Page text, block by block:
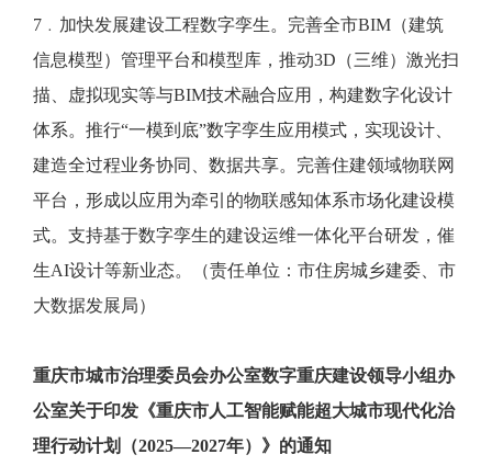
7﹒加快发展建设工程数字孪生。完善全市BIM（建筑
信息模型）管理平台和模型库，推动3D（三维）激光扫
描、虚拟现实等与BIM技术融合应用，构建数字化设计
体系。推行“一模到底”数字孪生应用模式，实现设计、
建造全过程业务协同、数据共享。完善住建领域物联网
平台，形成以应用为牵引的物联感知体系市场化建设模
式。支持基于数字孪生的建设运维一体化平台研发，催
生AI设计等新业态。（责任单位：市住房城乡建委、市
大数据发展局）
重庆市城市治理委员会办公室数字重庆建设领导小组办
公室关于印发《重庆市人工智能赋能超大城市现代化治
理行动计划（2025—2027年）》的通知